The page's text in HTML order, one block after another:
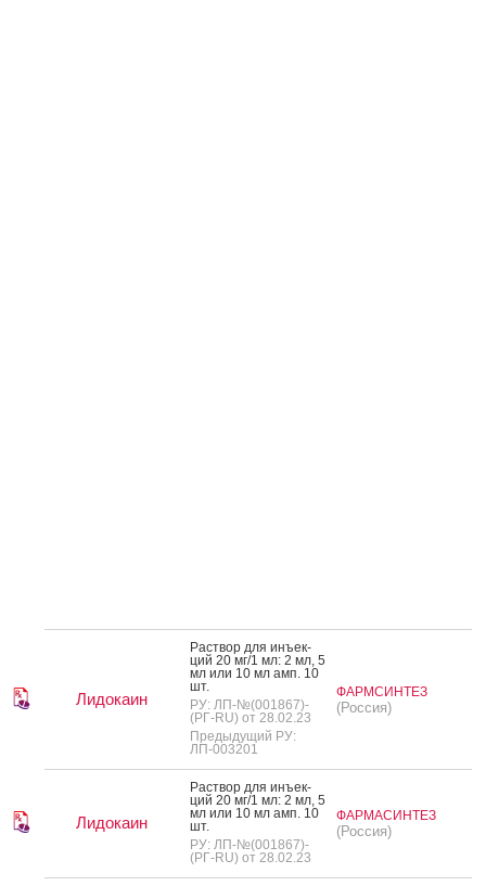
Лидокаин
Рас­твор для инъ­ек­
ций 20 мг/1 мл: 2 мл, 5
мл или 10 мл амп. 10
шт.
РУ: ЛП-№(001867)-
(РГ-RU) от 28.02.23
Предыдущий РУ:
ЛП-003201
ФАРМСИНТЕЗ
(Россия)
Лидокаин
Рас­твор для инъ­ек­
ций 20 мг/1 мл: 2 мл, 5
мл или 10 мл амп. 10
шт.
РУ: ЛП-№(001867)-
(РГ-RU) от 28.02.23
ФАРМАСИНТЕЗ
(Россия)